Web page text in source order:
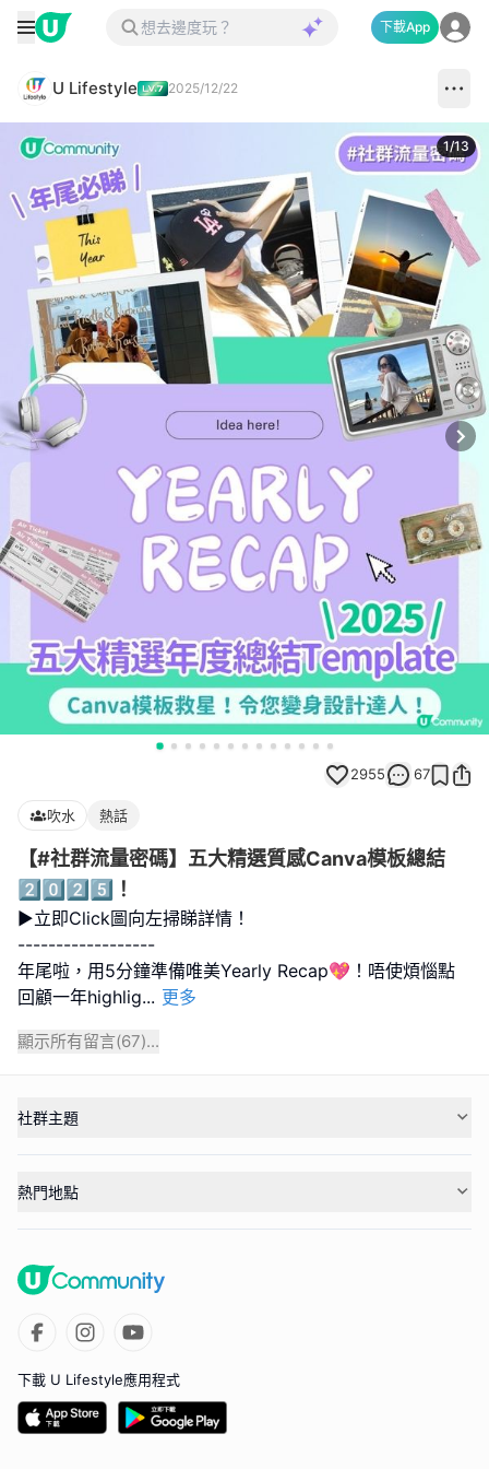
下載App
U Lifestyle 2025/12/22
1/13
2955 67
吹水 熱話
【#社群流量密碼】五大精選質感Canva模板總結
2️⃣0️⃣2️⃣5️⃣！
►立即Click圖向左掃睇詳情！
------------------
年尾啦，用5分鐘準備唯美Yearly Recap💖！唔使煩惱點
回顧一年highlig... 更多
顯示所有留言(67)...
社群主題
熱門地點
下載 U Lifestyle應用程式